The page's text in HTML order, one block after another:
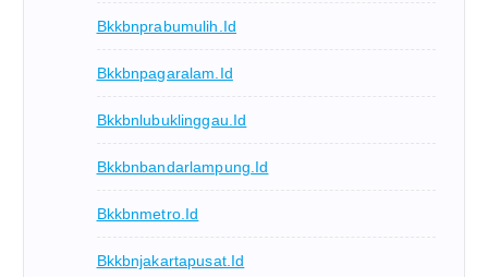
Bkkbnprabumulih.id
Bkkbnpagaralam.id
Bkkbnlubuklinggau.id
Bkkbnbandarlampung.id
Bkkbnmetro.id
Bkkbnjakartapusat.id